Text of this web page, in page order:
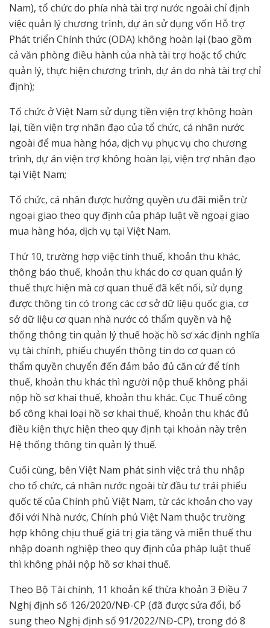
Nam), tổ chức do phía nhà tài trợ nước ngoài chỉ định
việc quản lý chương trình, dự án sử dụng vốn Hỗ trợ
Phát triển Chính thức (ODA) không hoàn lại (bao gồm
cả văn phòng điều hành của nhà tài trợ hoặc tổ chức
quản lý, thực hiện chương trình, dự án do nhà tài trợ chỉ
định);
Tổ chức ở Việt Nam sử dụng tiền viện trợ không hoàn
lại, tiền viện trợ nhân đạo của tổ chức, cá nhân nước
ngoài để mua hàng hóa, dịch vụ phục vụ cho chương
trình, dự án viện trợ không hoàn lại, viện trợ nhân đạo
tại Việt Nam;
Tổ chức, cá nhân được hưởng quyền ưu đãi miễn trừ
ngoại giao theo quy định của pháp luật về ngoại giao
mua hàng hóa, dịch vụ tại Việt Nam.
Thứ 10, trường hợp việc tính thuế, khoản thu khác,
thông báo thuế, khoản thu khác do cơ quan quản lý
thuế thực hiện mà cơ quan thuế đã kết nối, sử dụng
được thông tin có trong các cơ sở dữ liệu quốc gia, cơ
sở dữ liệu cơ quan nhà nước có thẩm quyền và hệ
thống thông tin quản lý thuế hoặc hồ sơ xác định nghĩa
vụ tài chính, phiếu chuyển thông tin do cơ quan có
thẩm quyền chuyển đến đảm bảo đủ căn cứ để tính
thuế, khoản thu khác thì người nộp thuế không phải
nộp hồ sơ khai thuế, khoản thu khác. Cục Thuế công
bố công khai loại hồ sơ khai thuế, khoản thu khác đủ
điều kiện thực hiện theo quy định tại khoản này trên
Hệ thống thông tin quản lý thuế.
Cuối cùng, bên Việt Nam phát sinh việc trả thu nhập
cho tổ chức, cá nhân nước ngoài từ đầu tư trái phiếu
quốc tế của Chính phủ Việt Nam, từ các khoản cho vay
đối với Nhà nước, Chính phủ Việt Nam thuộc trường
hợp không chịu thuế giá trị gia tăng và miễn thuế thu
nhập doanh nghiệp theo quy định của pháp luật thuế
thì không phải nộp hồ sơ khai thuế.
Theo Bộ Tài chính, 11 khoản kế thừa khoản 3 Điều 7
Nghị định số 126/2020/NĐ-CP (đã được sửa đổi, bổ
sung theo Nghị định số 91/2022/NĐ-CP), trong đó 8